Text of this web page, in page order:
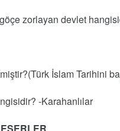
zorlayan devlet
İslam Tarihini
-Karahanlılar